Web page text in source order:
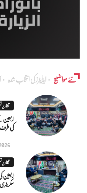
نئے مواضیع ایڈٰیٹرز کی انتخاب شدہ
کی